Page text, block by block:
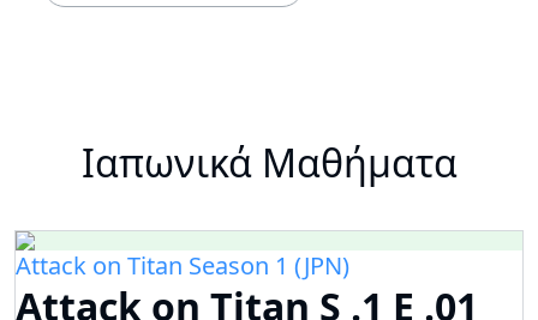
Ιαπωνικά Μαθήματα
Attack on Titan Season 1 (JPN)
Attack on Titan S .1 E .01